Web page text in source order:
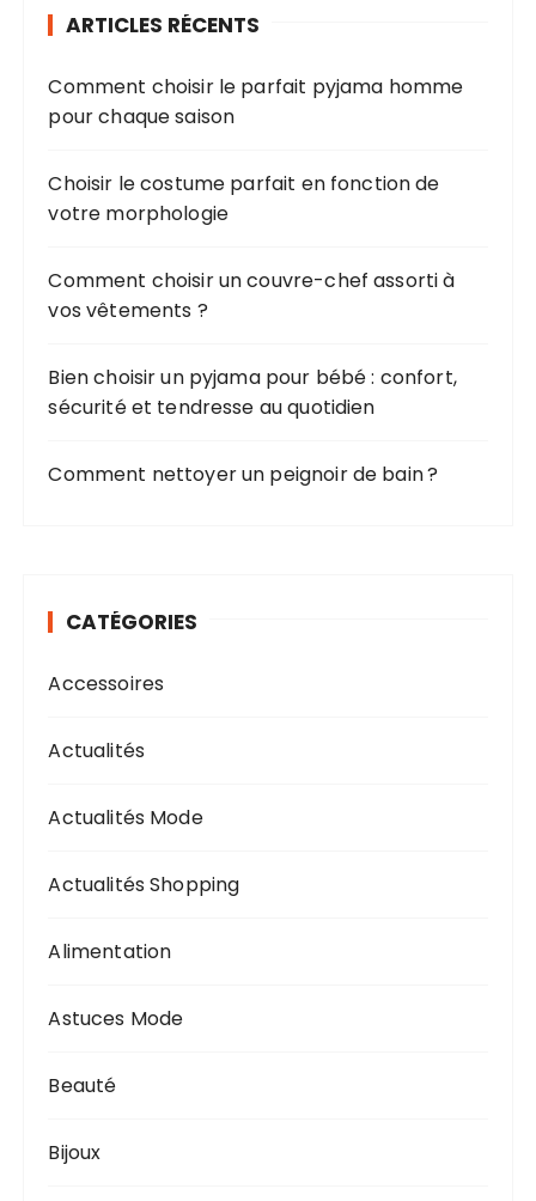
ARTICLES RÉCENTS
Comment choisir le parfait pyjama homme
pour chaque saison
Choisir le costume parfait en fonction de
votre morphologie
Comment choisir un couvre-chef assorti à
vos vêtements ?
Bien choisir un pyjama pour bébé : confort,
sécurité et tendresse au quotidien
Comment nettoyer un peignoir de bain ?
CATÉGORIES
Accessoires
Actualités
Actualités Mode
Actualités Shopping
Alimentation
Astuces Mode
Beauté
Bijoux